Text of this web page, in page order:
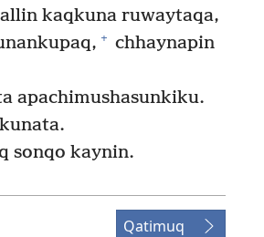
kaqkuna ruwaytaqa,
+ chhaynapin
apachimushasunkiku.
sonqo kaynin.
Qatimuq